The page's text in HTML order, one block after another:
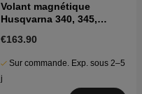
Volant magnétique
Husqvarna 340, 345,
€163.90
Sur commande. Exp. sous 2–5
j